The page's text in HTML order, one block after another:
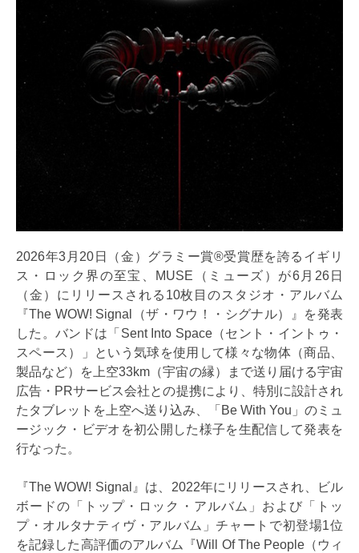
2026年3月20日（金）グラミー賞®受賞歴を誇るイギリ
ス・ロック界の至宝、MUSE（ミューズ）が6月26日
（金）にリリースされる10枚目のスタジオ・アルバム
『The WOW! Signal（ザ・ワウ！・シグナル）』を発表
した。バンドは「Sent Into Space（セント・イントゥ・
スペース）」という気球を使用して様々な物体（商品、
製品など）を上空33km（宇宙の縁）まで送り届ける宇宙
広告・PRサービス会社との提携により、特別に設計され
たタブレットを上空へ送り込み、「Be With You」のミュ
ージック・ビデオを初公開した様子を生配信して発表を
行なった。
『The WOW! Signal』は、2022年にリリースされ、ビル
ボードの「トップ・ロック・アルバム」および「トッ
プ・オルタナティヴ・アルバム」チャートで初登場1位
を記録した高評価のアルバム『Will Of The People（ウィ